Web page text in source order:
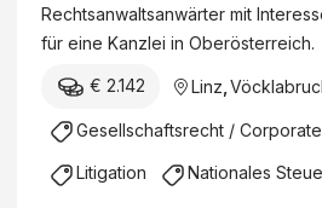
r
t
h
Rechtsanwaltsanwärter mit
für eine Kanzlei in Oberösterreich.
€ 2.142 Linz
Gesellschaftsrecht /
Litigation Nationales